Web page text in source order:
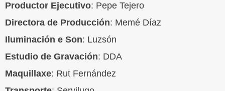
Productor Ejecutivo: Pepe Tejero
Directora de Producción: Memé Díaz
Iluminación e Son: Luzsón
Estudio de Gravación: DDA
Maquillaxe: Rut Fernández